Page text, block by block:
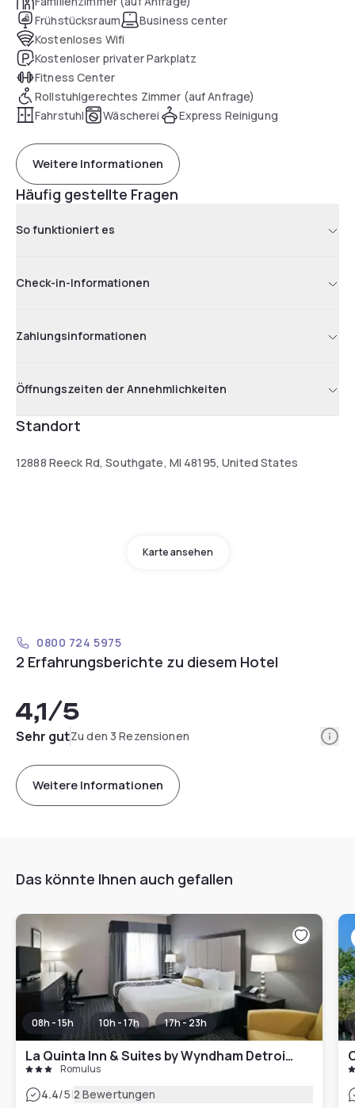
Frühstücksraum
Business center
Kostenloses Wifi
Kostenloser privater Parkplatz
Fitness Center
Rollstuhlgerechtes Zimmer (auf Anfrage)
Fahrstuhl
Wäscherei Express Reinigung
Weitere Informationen
Häufig gestellte Fragen
So funktioniert es
Check-in-Informationen
Zahlungsinformationen
Öffnungszeiten der Annehmlichkeiten
Standort
12888 Reeck Rd, Southgate, MI 48195, United States
Karte ansehen
0800 724 5975
2 Erfahrungsberichte zu diesem Hotel
4,1/5
Sehr gutZu den 3 Rezensionen
Weitere Informationen
Das könnte Ihnen auch gefallen
08h - 15h 10h - 17h 17h - 23h
La Quinta Inn & Suites by Wyndham Detroit Metro Airport
Romulus
4.4/5|2 Bewertungen